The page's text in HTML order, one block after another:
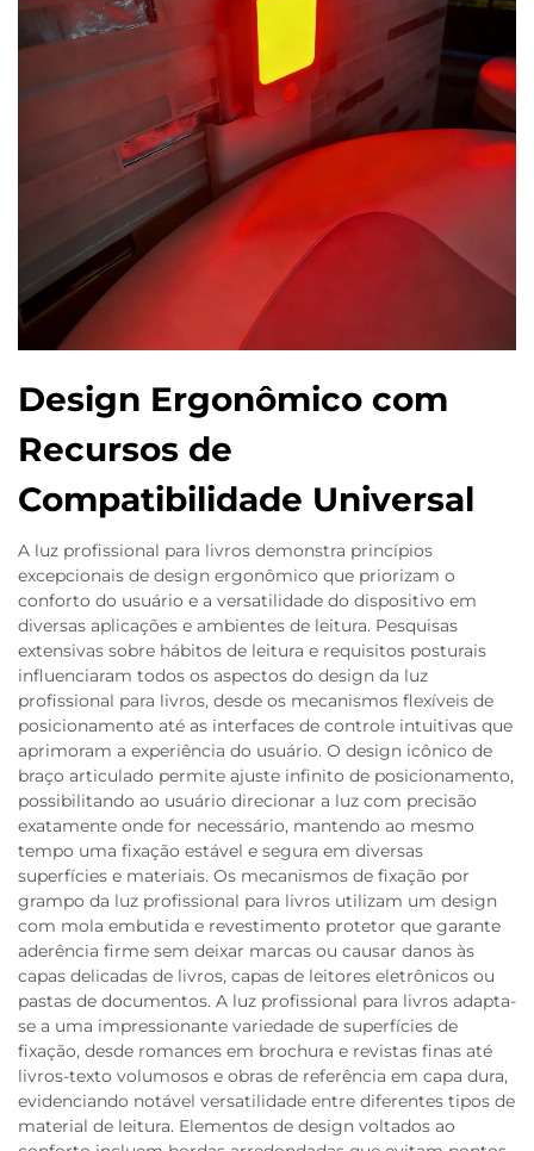
Design Ergonômico com
Recursos de
Compatibilidade Universal
A luz profissional para livros demonstra princípios
excepcionais de design ergonômico que priorizam o
conforto do usuário e a versatilidade do dispositivo em
diversas aplicações e ambientes de leitura. Pesquisas
extensivas sobre hábitos de leitura e requisitos posturais
influenciaram todos os aspectos do design da luz
profissional para livros, desde os mecanismos flexíveis de
posicionamento até as interfaces de controle intuitivas que
aprimoram a experiência do usuário. O design icônico de
braço articulado permite ajuste infinito de posicionamento,
possibilitando ao usuário direcionar a luz com precisão
exatamente onde for necessário, mantendo ao mesmo
tempo uma fixação estável e segura em diversas
superfícies e materiais. Os mecanismos de fixação por
grampo da luz profissional para livros utilizam um design
com mola embutida e revestimento protetor que garante
aderência firme sem deixar marcas ou causar danos às
capas delicadas de livros, capas de leitores eletrônicos ou
pastas de documentos. A luz profissional para livros adapta-
se a uma impressionante variedade de superfícies de
fixação, desde romances em brochura e revistas finas até
livros-texto volumosos e obras de referência em capa dura,
evidenciando notável versatilidade entre diferentes tipos de
material de leitura. Elementos de design voltados ao